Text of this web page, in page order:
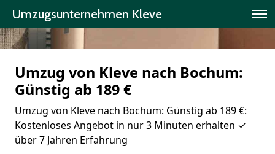
Umzugsunternehmen Kleve
Umzug von Kleve nach Bochum:
Günstig ab 189 €
Umzug von Kleve nach Bochum: Günstig ab 189 €:
Kostenloses Angebot in nur 3 Minuten erhalten ✓
über 7 Jahren Erfahrung